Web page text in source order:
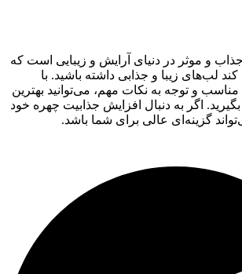
و موثر در دنیای آرایش و زیبایی است که
لب‌های زیبا و جذابی داشته باشید. با
و توجه به نکات مهم، می‌توانید بهترین
بگیرید. اگر به دنبال افزایش جذابیت چهره خود
گزینه‌ای عالی برای شما باشد.